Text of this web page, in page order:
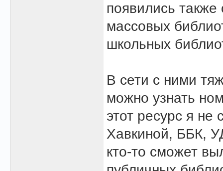
появились
массовых
школьных
В сети с ними
можно узнать
этот ресурс я
Хавкиной, ББК,
кто-то сможет